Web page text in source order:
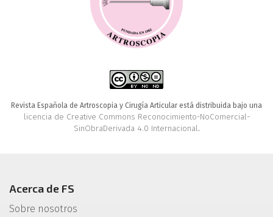
Revista Española de Artroscopia y Cirugía Articular está distribuida bajo una
licencia de Creative Commons Reconocimiento-NoComercial-
SinObraDerivada 4.0 Internacional.
Acerca de FS
Sobre nosotros